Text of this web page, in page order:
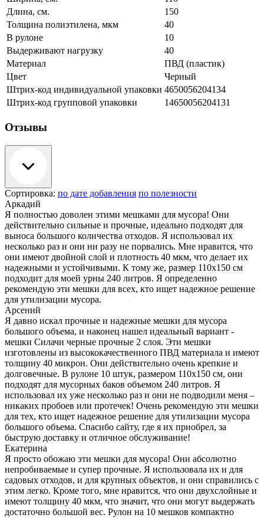
Длина, см.
150
Толщина полиэтилена, мкм
40
В рулоне
10
Выдерживают нагрузку
40
Материал
ПВД (пластик)
Цвет
Черный
Штрих-код индивидуальной упаковки 4650056204134
Штрих-код групповой упаковки
14650056204131
Отзывы
Сортировка: по дате добавления по полезности
Аркадий
Я полностью доволен этими мешками для мусора! Они
действительно сильные и прочные, идеально подходят для
выноса большого количества отходов. Я использовал их
несколько раз и они ни разу не порвались. Мне нравится, что
они имеют двойной слой и плотность 40 мкм, что делает их
надежными и устойчивыми. К тому же, размер 110х150 см
подходит для моей урны 240 литров. Я определенно
рекомендую эти мешки для всех, кто ищет надежное решение
для утилизации мусора.
Арсений
Я давно искал прочные и надежные мешки для мусора
большого объема, и наконец нашел идеальный вариант -
мешки Силачи черные прочные 2 слоя. Эти мешки
изготовлены из высококачественного ПВД материала и имеют
толщину 40 микрон. Они действительно очень крепкие и
долговечные. В рулоне 10 штук, размером 110х150 см, они
подходят для мусорных баков объемом 240 литров. Я
использовал их уже несколько раз и они не подводили меня –
никаких пробоев или протечек! Очень рекомендую эти мешки
для тех, кто ищет надежное решение для утилизации мусора
большого объема. Спасибо сайту, где я их приобрел, за
быструю доставку и отличное обслуживание!
Екатерина
Я просто обожаю эти мешки для мусора! Они абсолютно
непробиваемые и супер прочные. Я использовала их и для
садовых отходов, и для крупных объектов, и они справились с
этим легко. Кроме того, мне нравится, что они двухслойные и
имеют толщину 40 мкм, что значит, что они могут выдержать
достаточно большой вес. Рулон на 10 мешков компактно